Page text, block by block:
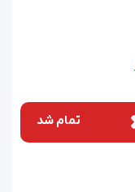
تمام شد